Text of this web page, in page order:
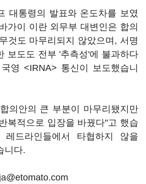
대통령의 발표와 온도차를 보였
가이 이란 외무부 대변인은 합의
것도 마무리되지 않았으며, 서명
보도도 전부 '추측성'에 불과하다
영 <IRNA> 통신이 보도했습니
의안의 큰 부분이 마무리됐지만
복적으로 입장을 바꿨다"고 했습
드라인들에서 타협하지 않을
니다.